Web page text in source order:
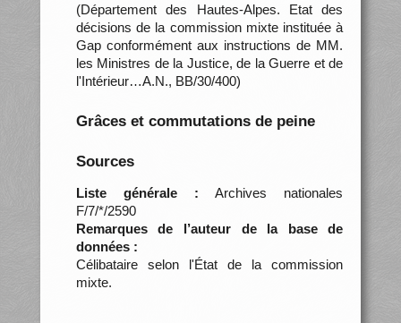
(Département des Hautes-Alpes. Etat des
décisions de la commission mixte instituée à
Gap conformément aux instructions de MM.
les Ministres de la Justice, de la Guerre et de
l'Intérieur…A.N., BB/30/400)
Grâces et commutations de peine
Sources
Liste générale : Archives nationales
F/7/*/2590
Remarques de l’auteur de la base de
données :
Célibataire selon l'État de la commission
mixte.